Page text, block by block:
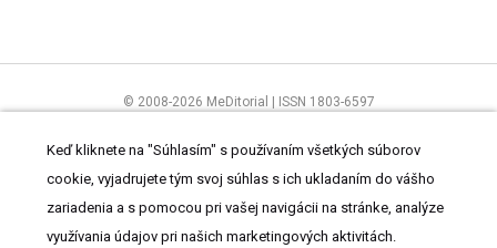
© 2008-2026 MeDitorial | ISSN 1803-6597
ČítajteprehlásenieaZásady spracovania osobných údajov
Keď kliknete na "Súhlasím" s používaním všetkých súborov
cookie, vyjadrujete tým svoj súhlas s ich ukladaním do vášho
zariadenia a s pomocou pri vašej navigácii na stránke, analýze
využívania údajov pri našich marketingových aktivitách.